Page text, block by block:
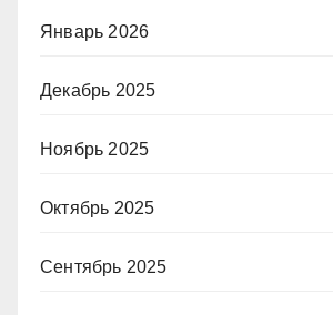
Январь 2026
Декабрь 2025
Ноябрь 2025
Октябрь 2025
Сентябрь 2025